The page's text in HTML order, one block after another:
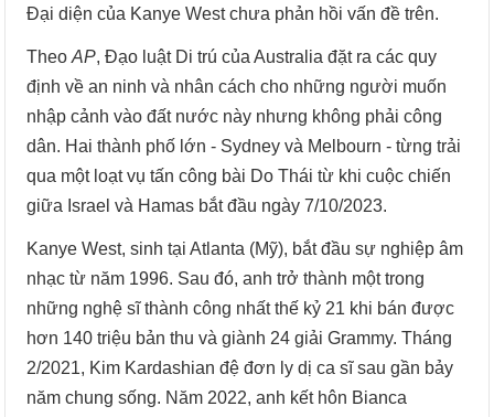
Đại diện của Kanye West chưa phản hồi vấn đề trên.
TheoAP, Đạo luật Di trú của Australia đặt ra các quy
định về an ninh và nhân cách cho những người muốn
nhập cảnh vào đất nước này nhưng không phải công
dân. Hai thành phố lớn - Sydney và Melbourn - từng trải
qua một loạt vụ tấn công bài Do Thái từ khi cuộc chiến
giữa Israel và Hamas bắt đầu ngày 7/10/2023.
Kanye West, sinh tại Atlanta (Mỹ), bắt đầu sự nghiệp âm
nhạc từ năm 1996. Sau đó, anh trở thành một trong
những nghệ sĩ thành công nhất thế kỷ 21 khi bán được
hơn 140 triệu bản thu và giành 24 giải Grammy. Tháng
2/2021, Kim Kardashian đệ đơn ly dị ca sĩ sau gần bảy
năm chung sống. Năm 2022, anh kết hôn Bianca